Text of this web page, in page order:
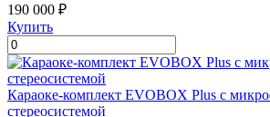
190 000 ₽
Купить
Караоке-комплект EVOBOX Plus с
стереосистемой